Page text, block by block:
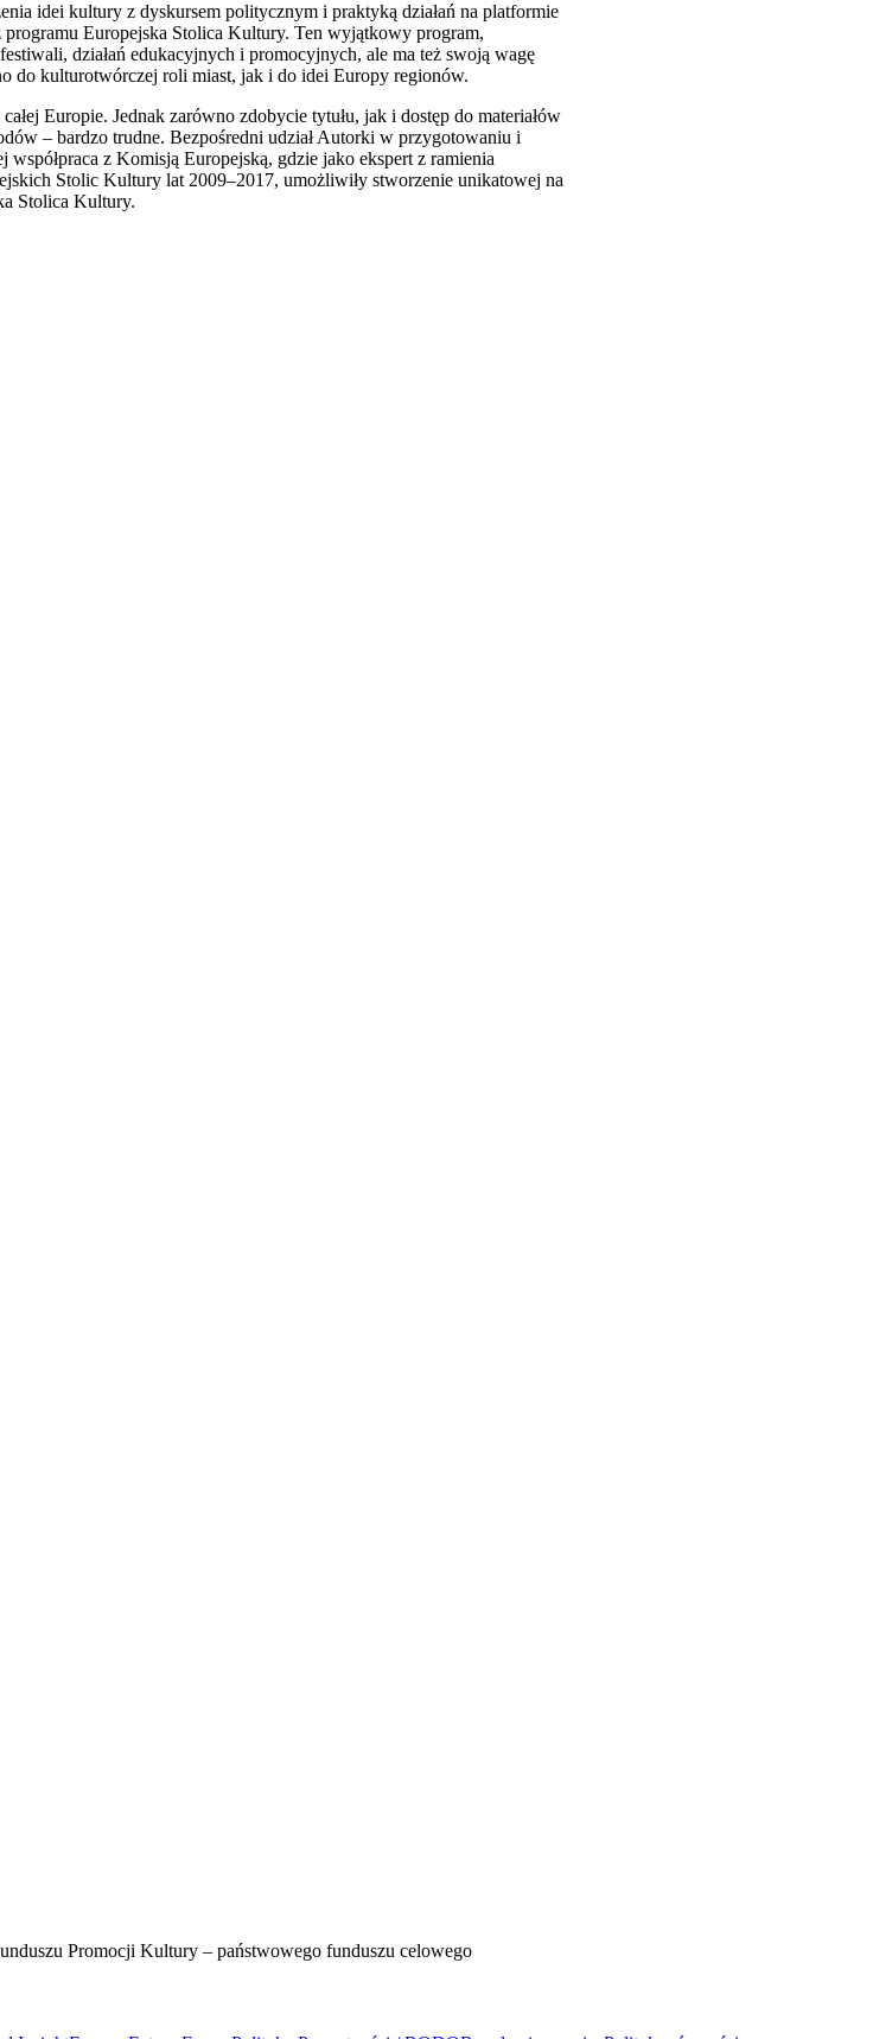
idei kultury z dyskursem politycznym i praktyką działań na platformie
Europejska Stolica Kultury. Ten wyjątkowy program,
działań edukacyjnych i promocyjnych, ale ma też swoją wagę
do kulturotwórczej roli miast, jak i do idei Europy regionów.
Europie. Jednak zarówno zdobycie tytułu, jak i dostęp do materiałów
– bardzo trudne. Bezpośredni udział Autorki w przygotowaniu i
z Komisją Europejską, gdzie jako ekspert z ramienia
Stolic Kultury lat 2009–2017, umożliwiły stworzenie unikatowej na
Stolica Kultury.
Promocji Kultury – państwowego funduszu celowego